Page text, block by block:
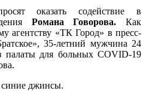
оказать содействие в
Романа Говорова. Как
агентству «ТК Город» в пресс-
35-летний мужчина 24
палаты для больных COVID-19
джинсы.